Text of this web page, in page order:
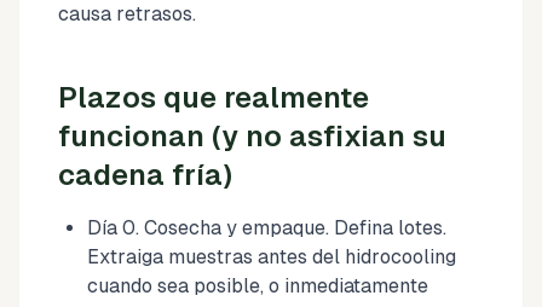
causa retrasos.
Plazos que realmente
funcionan (y no asfixian su
cadena fría)
Día 0. Cosecha y empaque. Defina lotes.
Extraiga muestras antes del hidrocooling
cuando sea posible, o inmediatamente